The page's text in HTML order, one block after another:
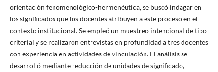
orientación fenomenológico-hermenéutica, se buscó indagar en
los significados que los docentes atribuyen a este proceso en el
contexto institucional. Se empleó un muestreo intencional de tipo
criterial y se realizaron entrevistas en profundidad a tres docentes
con experiencia en actividades de vinculación. El análisis se
desarrolló mediante reducción de unidades de significado,